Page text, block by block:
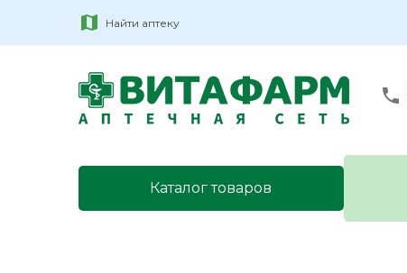
Найти аптеку
Каталог товаров